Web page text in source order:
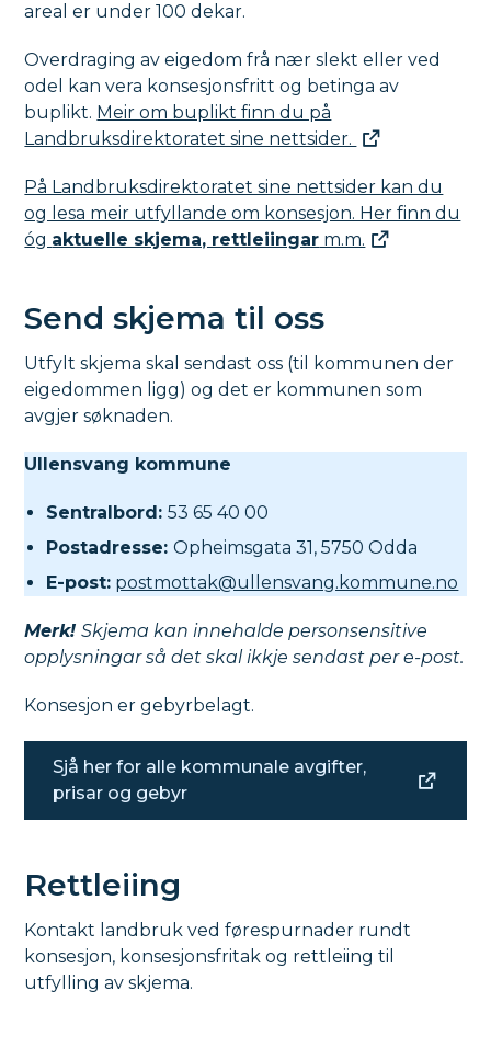
areal er under 100 dekar.
Overdraging av eigedom frå nær slekt eller ved
odel kan vera konsesjonsfritt og betinga av
buplikt. Meir om buplikt finn du på
Landbruksdirektoratet sine nettsider.
På Landbruksdirektoratet sine nettsider kan du
og lesa meir utfyllande om konsesjon. Her finn du
óg aktuelle skjema, rettleiingar m.m.
Send skjema til oss
Utfylt skjema skal sendast oss (til kommunen der
eigedommen ligg) og det er kommunen som
avgjer søknaden.
Ullensvang kommune
Sentralbord:53 65 40 00
Postadresse:Opheimsgata 31, 5750 Odda
E-post: postmottak@ullensvang.kommune.no
Merk!Skjema kan innehalde personsensitive
opplysningar så det skal ikkje sendast per e-post.
Konsesjon er gebyrbelagt.
Sjå her for alle kommunale avgifter,
prisar og gebyr
Rettleiing
Kontakt landbruk ved førespurnader rundt
konsesjon, konsesjonsfritak og rettleiing til
utfylling av skjema.